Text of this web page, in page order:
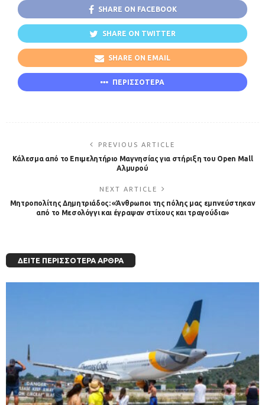
SHARE ON FACEBOOK
SHARE ON TWITTER
SHARE ON EMAIL
ΠΕΡΙΣΣΟΤΕΡΑ
PREVIOUS ARTICLE
Κάλεσμα από το Επιμελητήριο Μαγνησίας για στήριξη του Open Mall
Αλμυρού
NEXT ARTICLE
Μητροπολίτης Δημητριάδος: «Άνθρωποι της πόλης μας εμπνεύστηκαν
από το Μεσολόγγι και έγραψαν στίχους και τραγούδια»
ΔΕΊΤΕ ΠΕΡΙΣΣΌΤΕΡΑ ΆΡΘΡΑ